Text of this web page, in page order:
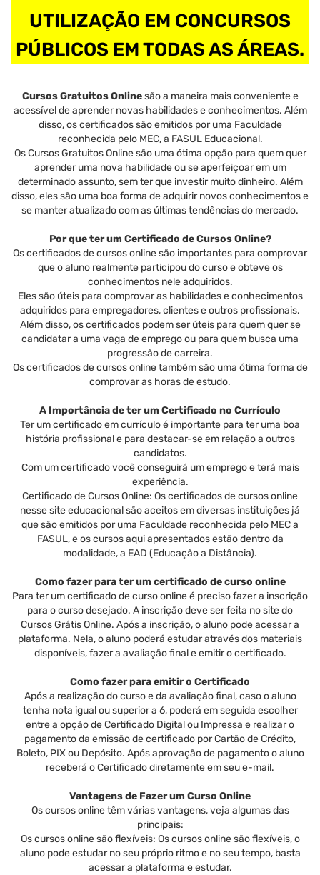
UTILIZAÇÃO EM CONCURSOS
PÚBLICOS EM TODAS AS ÁREAS.
Cursos Gratuitos Onlinesão a maneira mais conveniente e
acessível de aprender novas habilidades e conhecimentos. Além
disso, os certificados são emitidos por uma Faculdade
reconhecida pelo MEC, a FASUL Educacional.
Os Cursos Gratuitos Online são uma ótima opção para quem quer
aprender uma nova habilidade ou se aperfeiçoar em um
determinado assunto, sem ter que investir muito dinheiro. Além
disso, eles são uma boa forma de adquirir novos conhecimentos e
se manter atualizado com as últimas tendências do mercado.
Por que ter um Certificado de Cursos Online?
Os certificados de cursos online são importantes para comprovar
que o aluno realmente participou do curso e obteve os
conhecimentos nele adquiridos.
Eles são úteis para comprovar as habilidades e conhecimentos
adquiridos para empregadores, clientes e outros profissionais.
Além disso, os certificados podem ser úteis para quem quer se
candidatar a uma vaga de emprego ou para quem busca uma
progressão de carreira.
Os certificados de cursos online também são uma ótima forma de
comprovar as horas de estudo.
A Importância de ter um Certificado no Currículo
Ter um certificado em currículo é importante para ter uma boa
história profissional e para destacar-se em relação a outros
candidatos.
Com um certificado você conseguirá um emprego e terá mais
experiência.
Certificado de Cursos Online: Os certificados de cursos online
nesse site educacional são aceitos em diversas instituições já
que são emitidos por uma Faculdade reconhecida pelo MEC a
FASUL, e os cursos aqui apresentados estão dentro da
modalidade, a EAD (Educação a Distância).
Como fazer para ter um certificado de curso online
Para ter um certificado de curso online é preciso fazer a inscrição
para o curso desejado. A inscrição deve ser feita no site do
Cursos Grátis Online. Após a inscrição, o aluno pode acessar a
plataforma. Nela, o aluno poderá estudar através dos materiais
disponíveis, fazer a avaliação final e emitir o certificado.
Como fazer para emitir o Certificado
Após a realização do curso e da avaliação final, caso o aluno
tenha nota igual ou superior a 6, poderá em seguida escolher
entre a opção de Certificado Digital ou Impressa e realizar o
pagamento da emissão de certificado por Cartão de Crédito,
Boleto, PIX ou Depósito. Após aprovação de pagamento o aluno
receberá o Certificado diretamente em seu e-mail.
Vantagens de Fazer um Curso Online
Os cursos online têm várias vantagens, veja algumas das
principais:
Os cursos online são flexíveis: Os cursos online são flexíveis, o
aluno pode estudar no seu próprio ritmo e no seu tempo, basta
acessar a plataforma e estudar.